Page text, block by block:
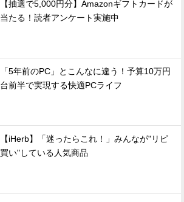
【抽選で5,000円分】Amazonギフトカードが
当たる！読者アンケート実施中
「5年前のPC」とこんなに違う！予算10万円
台前半で実現する快適PCライフ
【iHerb】「迷ったらこれ！」みんなが"リピ
買い"している人気商品